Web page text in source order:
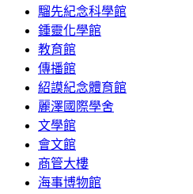
騮先紀念科學館
鍾靈化學館
教育館
傳播館
紹謨紀念體育館
麗澤國際學舍
文學館
會文館
商管大樓
海事博物館